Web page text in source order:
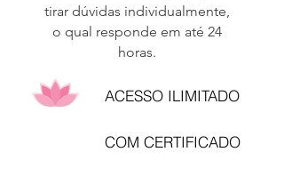
tirar dúvidas individualmente,
o qual responde em até 24
horas.
ACESSO ILIMITADO
COM CERTIFICADO